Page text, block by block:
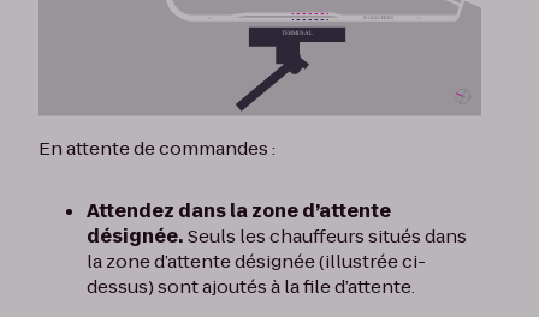
En attente de commandes :
Attendez dans la zone d’attente
désignée.Seuls les chauffeurs situés dans
la zone d’attente désignée (illustrée ci-
dessus) sont ajoutés à la file d’attente.